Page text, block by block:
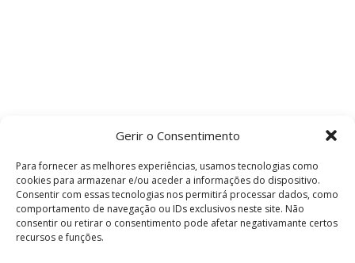
Gerir o Consentimento
Para fornecer as melhores experiências, usamos tecnologias como
cookies para armazenar e/ou aceder a informações do dispositivo.
Consentir com essas tecnologias nos permitirá processar dados, como
comportamento de navegação ou IDs exclusivos neste site. Não
consentir ou retirar o consentimento pode afetar negativamante certos
recursos e funções.